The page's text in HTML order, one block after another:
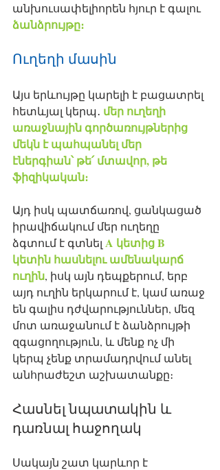
անխուսափելիորեն հյուր է գալու
ձանձրույթը։
Ուղեղի մասին
Այս երևույթը կարելի է բացատրել
հետևյալ կերպ․ մեր ուղեղի
առաջնային գործառույթներից
մեկն է պահպանել մեր
էներգիան՝ թե՛ մտավոր, թե
ֆիզիկական։
Այդ իսկ պատճառով, ցանկացած
իրավիճակում մեր ուղեղը
ձգտում է գտնել A կետից B
կետին հասնելու ամենակարճ
ուղին, իսկ այն դեպքերում, երբ
այդ ուղին երկարում է, կամ առաջ
են գալիս դժվարություններ, մեզ
մոտ առաջանում է ձանձրույթի
զգացողություն, և մենք ոչ մի
կերպ չենք տրամադրվում անել
անհրաժեշտ աշխատանքը։
Հասնել նպատակին և
դառնալ հաջողակ
Սակայն շատ կարևոր է